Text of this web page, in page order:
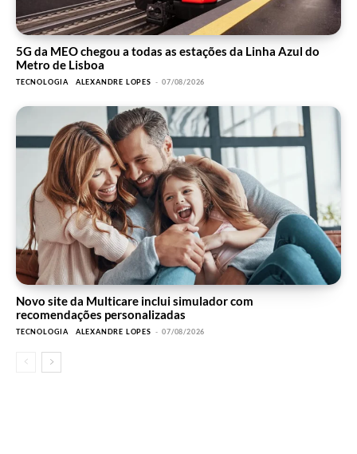
5G da MEO chegou a todas as estações da Linha Azul do
Metro de Lisboa
TECNOLOGIA ALEXANDRE LOPES - 07/08/2026
Novo site da Multicare inclui simulador com
recomendações personalizadas
TECNOLOGIA ALEXANDRE LOPES - 07/08/2026